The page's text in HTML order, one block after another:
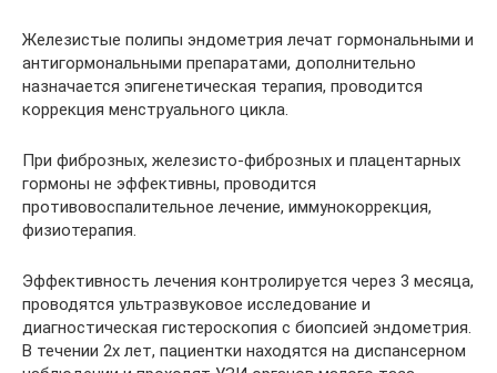
Железистые полипы эндометрия лечат гормональными и
антигормональными препаратами, дополнительно
назначается эпигенетическая терапия, проводится
коррекция менструального цикла.
При фиброзных, железисто-фиброзных и плацентарных
гормоны не эффективны, проводится
противовоспалительное лечение, иммунокоррекция,
физиотерапия.
Эффективность лечения контролируется через 3 месяца,
проводятся ультразвуковое исследование и
диагностическая гистероскопия с биопсией эндометрия.
В течении 2х лет, пациентки находятся на диспансерном